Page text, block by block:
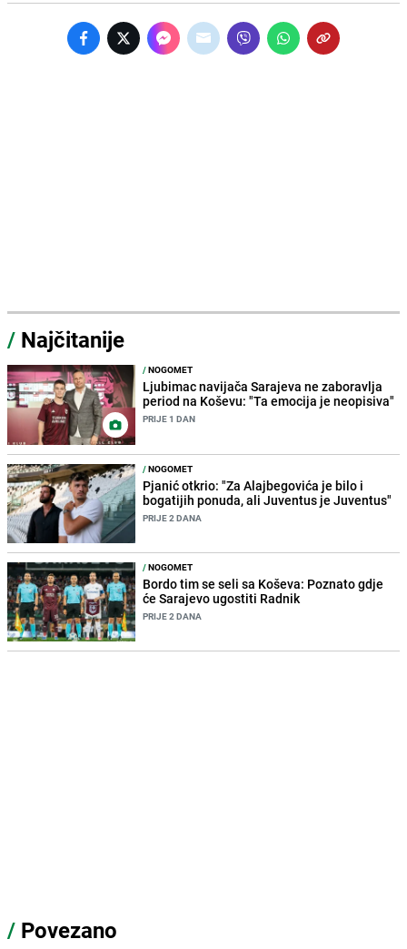
/ Najčitanije
/NOGOMET
Ljubimac navijača Sarajeva ne zaboravlja
period na Koševu: "Ta emocija je neopisiva"
PRIJE 1 DAN
/NOGOMET
Pjanić otkrio: "Za Alajbegovića je bilo i
bogatijih ponuda, ali Juventus je Juventus"
PRIJE 2 DANA
/NOGOMET
Bordo tim se seli sa Koševa: Poznato gdje
će Sarajevo ugostiti Radnik
PRIJE 2 DANA
/ Povezano